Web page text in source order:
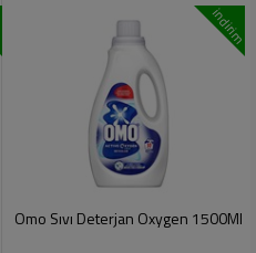
indirim
Omo Sıvı Deterjan Oxygen 1500Ml